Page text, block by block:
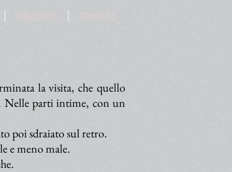
la visita, che quello
Nelle parti intime, con un
poi sdraiato sul retro.
e meno male.